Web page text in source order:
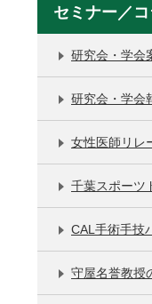
セミナー／
研究会・学会
研究会・学会
女性医師リレ
千葉スポーツ
CAL手術手技
守屋名誉教授